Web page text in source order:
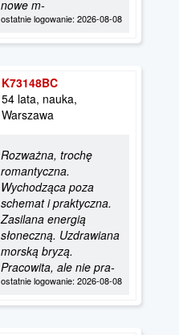
nowe m-
ostatnie logowanie: 2026-08-08
K73148BC
54 lata, nauka,
Warszawa
Rozważna, trochę
romantyczna.
Wychodząca poza
schemat i praktyczna.
Zasilana energią
słoneczną. Uzdrawiana
morską bryzą.
Pracowita, ale nie pra-
ostatnie logowanie: 2026-08-08